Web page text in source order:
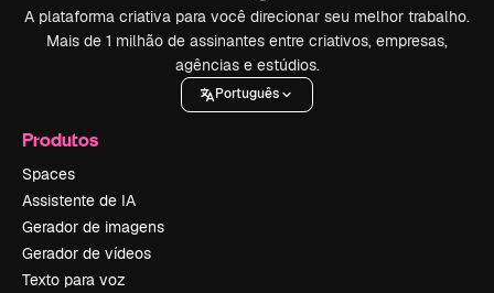
A plataforma criativa para você direcionar seu melhor trabalho.
Mais de 1 milhão de assinantes entre criativos, empresas,
agências e estúdios.
Português
Produtos
Spaces
Assistente de IA
Gerador de imagens
Gerador de vídeos
Texto para voz